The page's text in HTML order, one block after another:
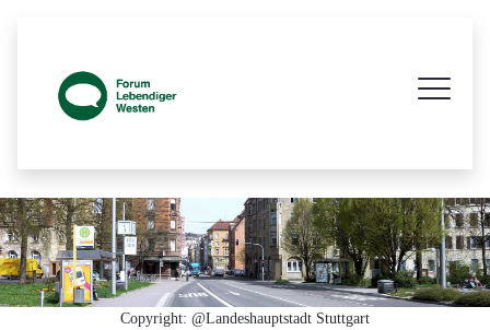
Copyright: @Landeshauptstadt Stuttgart